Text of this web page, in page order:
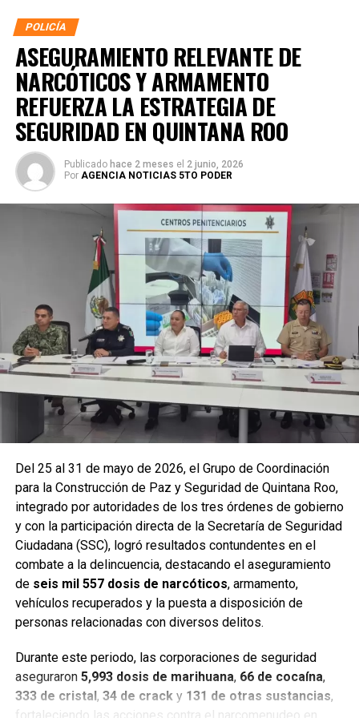
La coordinación tecnológica del C5 y el despliegue
operativo en campo permitieron la recuperación de105
relacionados con reportes de robo o probables
hechos delictivos. Además, se realizaron
24 mil 622
revisiones preventivasa personas y unidades
vehiculares, reforzando la vigilancia en zonas estratégicas
y puntos de alta movilidad.
Entre las acciones destacadas se encuentran detenciones
relevantes en
Benito Juárez, Lázaro Cárdenas y Tulum
narcóticos, vehículos y cumplimentaron órdenes de
aprehensión contra personas presuntamente vinculadas
con delitos de alto impacto.
POLICÍA
ASEGURAMIENTO RELEVANTE DE
NARCÓTICOS Y ARMAMENTO
REFUERZA LA ESTRATEGIA DE
SEGURIDAD EN QUINTANA ROO
Publicado hace 2 meses el 2 junio, 2026
Por AGENCIA NOTICIAS 5TO PODER
Del 25 al 31 de mayo de 2026, el Grupo de Coordinación
para la Construcción de Paz y Seguridad de Quintana Roo,
integrado por autoridades de los tres órdenes de gobierno
y con la participación directa de la Secretaría de Seguridad
Ciudadana (SSC), logró resultados contundentes en el
combate a la delincuencia, destacando el aseguramiento
de seis mil 557 dosis de narcóticos, armamento,
vehículos recuperados y la puesta a disposición de
personas relacionadas con diversos delitos.
Durante este periodo, las corporaciones de seguridad
aseguraron 5,993 dosis de marihuana, 66 de cocaína,
333 de cristal, 34 de cracky 131 de otras sustancias,